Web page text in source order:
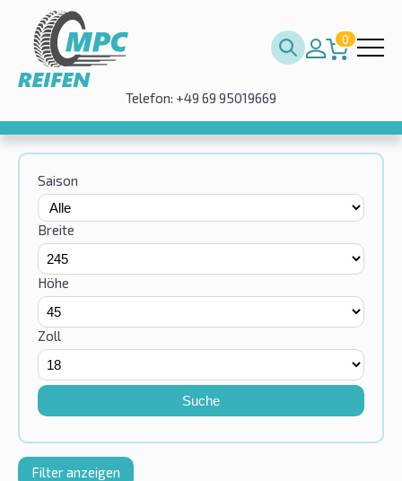
0
Telefon: +49 69 95019669
Saison
Breite
Höhe
Zoll
Suche
Filter anzeigen